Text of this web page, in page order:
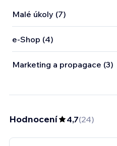
Malé úkoly (7)
e‑Shop (4)
Marketing a propagace (3)
Hodnocení 4,7(24)